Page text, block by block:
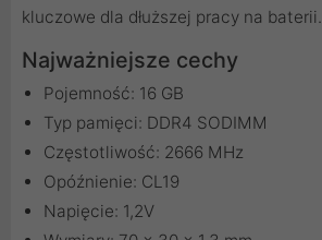
kluczowe dla dłuższej pracy na baterii.
Najważniejsze cechy
Pojemność: 16 GB
Typ pamięci: DDR4 SODIMM
Częstotliwość: 2666 MHz
Opóźnienie: CL19
Napięcie: 1,2V